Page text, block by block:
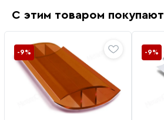
С этим товаром покупают
-9% -9%